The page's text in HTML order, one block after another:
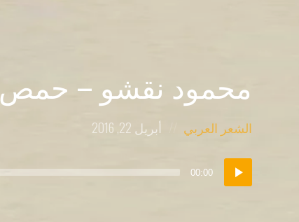
محمود نقشو – حمص
Posted
الشعر العربي
Posted
أبريل 22, 2016
مشغل
الصوت
00:00